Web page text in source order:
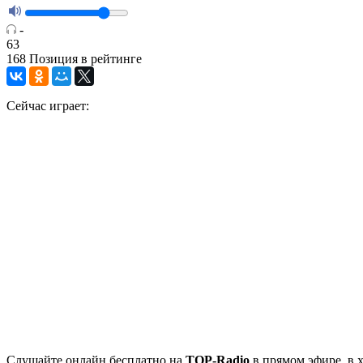
-
63
168 Позиция в рейтинге
Сейчас играет: